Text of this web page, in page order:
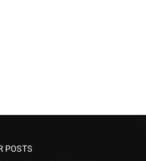
POSTS